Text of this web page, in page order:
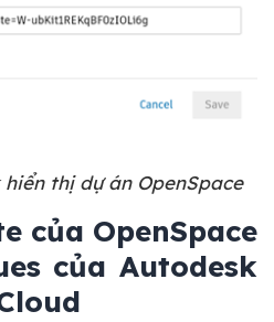
hiển thị dự án OpenSpace
của OpenSpace
của Autodesk